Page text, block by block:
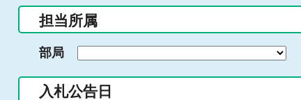
ー
入
力
担当所属
部局
入札公告日